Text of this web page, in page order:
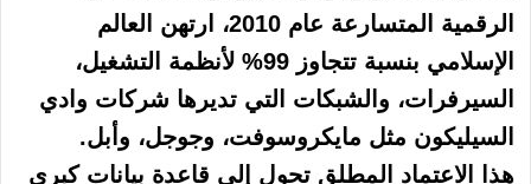
الرقمية المتسارعة عام 2010، ارتهن العالم
الإسلامي بنسبة تتجاوز 99% لأنظمة التشغيل،
السيرفرات، والشبكات التي تديرها شركات وادي
السيليكون مثل مايكروسوفت، وجوجل، وأبل.
هذا الاعتماد المطلق تحول إلى قاعدة بيانات كبرى